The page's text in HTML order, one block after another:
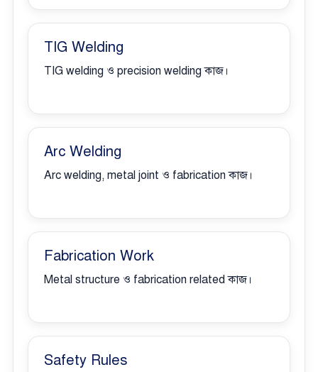
TIG Welding
TIG welding ও precision welding কাজ।
Arc Welding
Arc welding, metal joint ও fabrication কাজ।
Fabrication Work
Metal structure ও fabrication related কাজ।
Safety Rules